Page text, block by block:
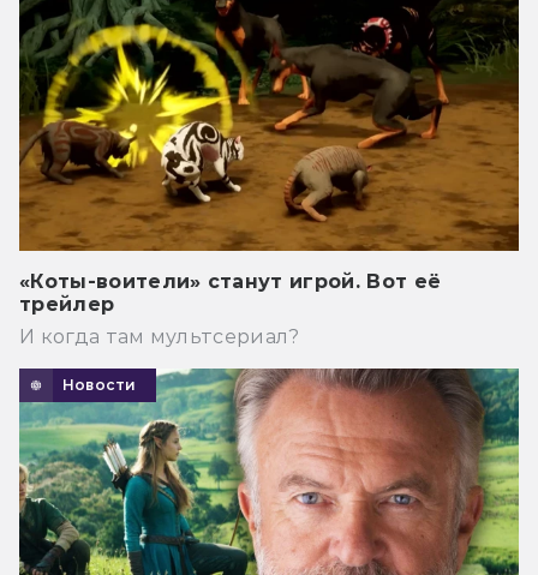
«Коты-воители» станут игрой. Вот её
трейлер
И когда там мультсериал?
Новости